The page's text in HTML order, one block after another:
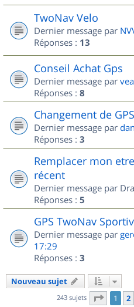
TwoNav Velo
Dernier message par
Réponses : 13
Conseil Achat Gps
Dernier message par
Réponses : 8
Changement de
Dernier message par
Réponses : 3
Remplacer mon
récent
Dernier message par
Réponses : 5
GPS TwoNav
Dernier message par
17:29
Réponses : 3
Nouveau sujet
243 sujets Page 1
1 2